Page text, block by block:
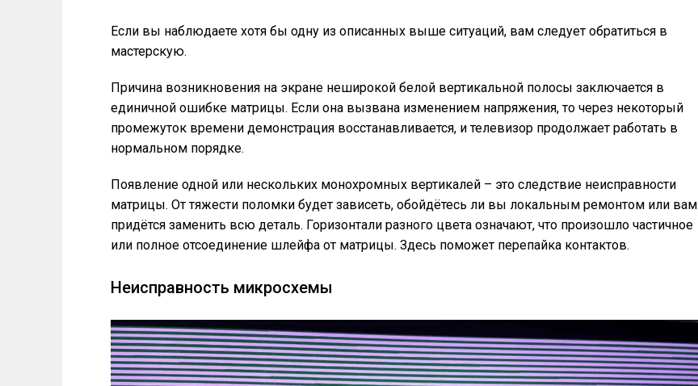
Если вы наблюдаете хотя бы одну из описанных выше ситуаций, вам следует обратиться в
мастерскую.
Причина возникновения на экране неширокой белой вертикальной полосы заключается в
единичной ошибке матрицы. Если она вызвана изменением напряжения, то через некоторый
промежуток времени демонстрация восстанавливается, и телевизор продолжает работать в
нормальном порядке.
Появление одной или нескольких монохромных вертикалей – это следствие неисправности
матрицы. От тяжести поломки будет зависеть, обойдётесь ли вы локальным ремонтом или вам
придётся заменить всю деталь. Горизонтали разного цвета означают, что произошло частичное
или полное отсоединение шлейфа от матрицы. Здесь поможет перепайка контактов.
Неисправность микросхемы